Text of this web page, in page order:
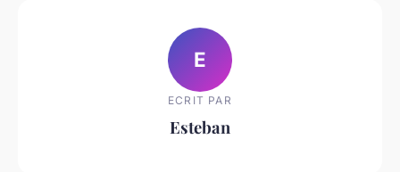
E
ECRIT PAR
Esteban